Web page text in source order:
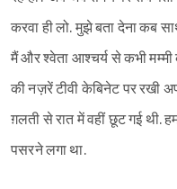
करवा ही लो. मुझे बता देना कब
मैं और श्‍वेता आश्‍चर्य से कभी
की नज़रें टीवी केबिनेट पर रखी
ग़लती से रात में वहीं छूट गई थी.
पसरने लगा था.